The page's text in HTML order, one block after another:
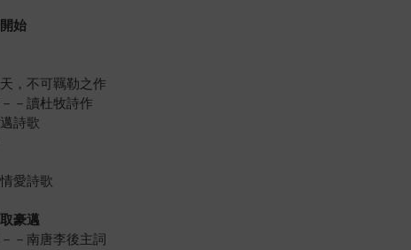
始
，不可羈勒之作
－讀杜牧詩作
詩歌
愛詩歌
豪邁
－南唐李後主詞